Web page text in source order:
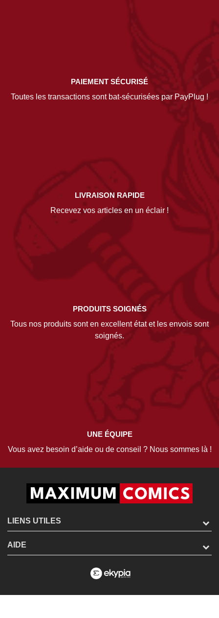
PAIEMENT SÉCURISÉ
Toutes les transactions sont bat-sécurisées par PayPlug !
LIVRAISON RAPIDE
Recevez vos articles en un éclair !
PRODUITS SOIGNÉS
Tous nos produits sont en excellent état et les envois sont
soignés.
UNE ÉQUIPE
Vous avez besoin d’aide ou de conseil ? Nous sommes là !
LIENS UTILES
AIDE